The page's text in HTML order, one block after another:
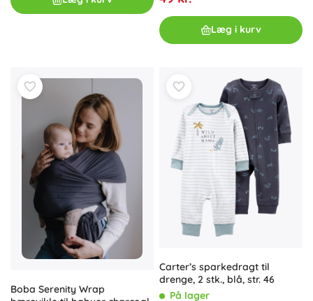
Læg i kurv
Boba Serenity Wrap
Carter’s sparkedragt til
drenge, 2 stk., blå, str. 46
På lager